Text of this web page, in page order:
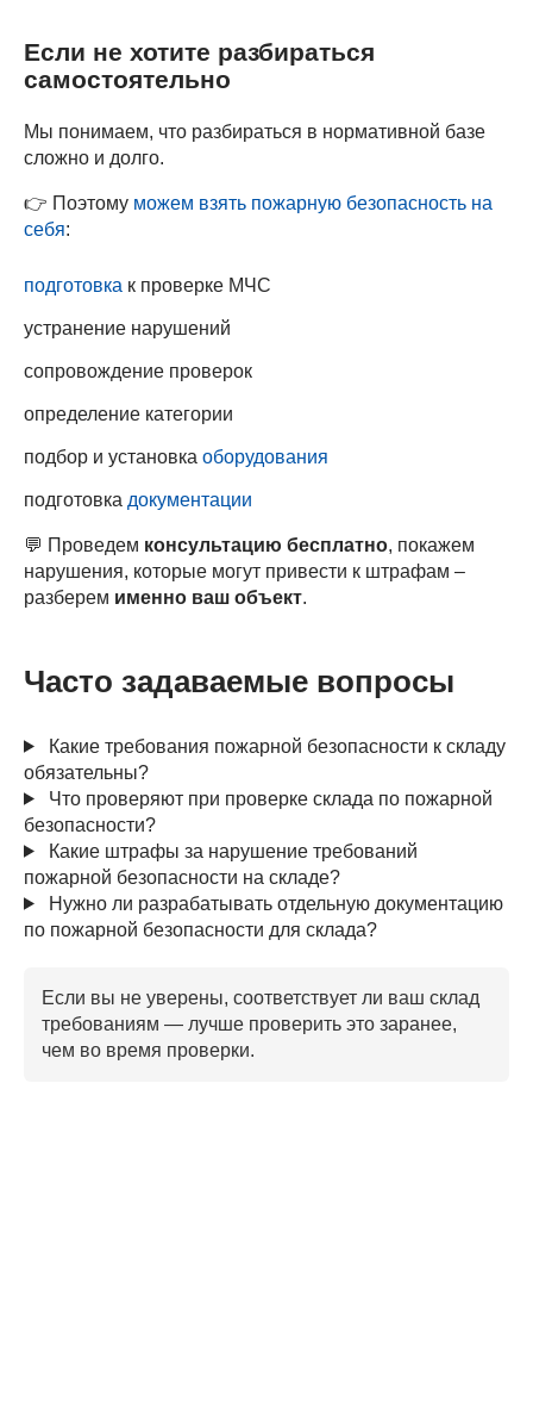
Если не хотите разбираться
самостоятельно
Мы понимаем, что разбираться в нормативной базе
сложно и долго.
👉 Поэтому можем взять пожарную безопасность на
себя:
подготовка к проверке МЧС
устранение нарушений
сопровождение проверок
определение категории
подбор и установка оборудования
подготовка документации
💬 Проведем консультацию бесплатно, покажем
нарушения, которые могут привести к штрафам –
разберем именно ваш объект.
Часто задаваемые вопросы
Какие требования пожарной безопасности к складу
обязательны?
Что проверяют при проверке склада по пожарной
безопасности?
Какие штрафы за нарушение требований
пожарной безопасности на складе?
Нужно ли разрабатывать отдельную документацию
по пожарной безопасности для склада?
Если вы не уверены, соответствует ли ваш склад
требованиям — лучше проверить это заранее,
чем во время проверки.